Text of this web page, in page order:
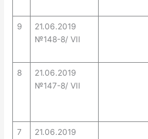
9
21.06.2019
№148-8/ VII
8
21.06.2019
№147-8/ VII
7
21.06.2019